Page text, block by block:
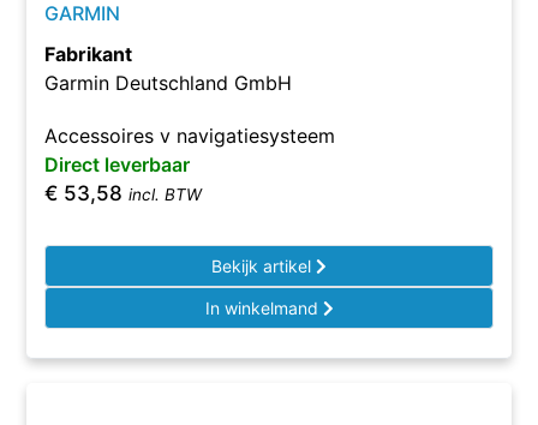
GARMIN
Fabrikant
Garmin Deutschland GmbH
Accessoires v navigatiesysteem
Direct leverbaar
€ 53,58 incl. BTW
Bekijk artikel
In winkelmand